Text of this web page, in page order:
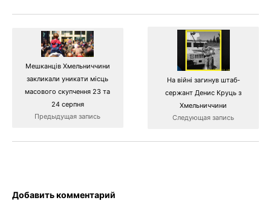
Мешканців Хмельниччини
закликали уникати місць
масового скупчення 23 та
24 серпня
Предыдущая запись
На війні загинув штаб-
сержант Денис Круць з
Хмельниччини
Следующая запись
Добавить комментарий